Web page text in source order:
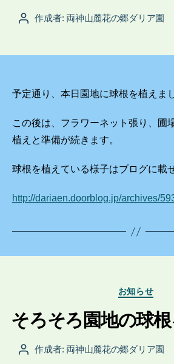
投
作成者: 両神山麓花の郷ダリア園
予定通り、本日園地に球根を植えま
この後は、フラワーネット張り、圃
植えと準備が続きます。
球根を植えている様子はブログに載
http://dariaen.doorblog.jp/archives/
カ
テ
ゴ
リ
お知らせ
そろそろ園地の球
投
作成者: 両神山麓花の郷ダリア園